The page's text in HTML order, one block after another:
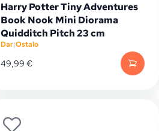
Harry Potter Tiny Adventures
Book Nook Mini Diorama
Quidditch Pitch 23 cm
Dar|Ostalo
49,99 €